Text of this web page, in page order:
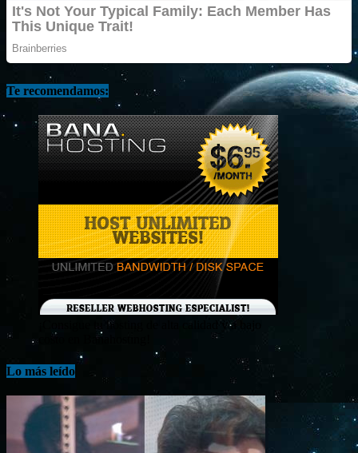
Te recomendamos:
¡Consigue tu hosting de alta calidad y a bajo
costo en Banahosting!
Lo más leído